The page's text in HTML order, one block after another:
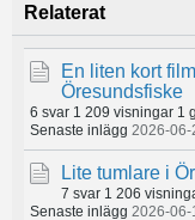
Relaterat
En liten kort
Öresundsfiske
6 svar 1 209 visningar 1
Senaste inlägg 2026-06-
Lite tumlare i
7 svar 1 206
Senaste inlägg 2026-06-